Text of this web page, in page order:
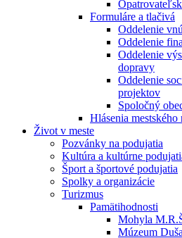
Formuláre a tlačivá
Oddelenie
Oddelenie
Oddelenie
dopravy
Oddelenie
projektov
Spoločný
Hlásenia mestského
Život v meste
Pozvánky na podujatia
Kultúra a kultúrne
Šport a športové podujatia
Spolky a organizácie
Turizmus
Pamätihodnosti
Mohyla
Múzeum